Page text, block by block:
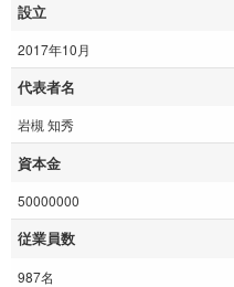
設立
2017年10月
代表者名
岩槻 知秀
資本金
50000000
従業員数
987名